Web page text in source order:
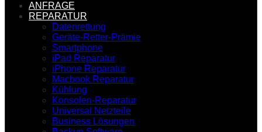
ANFRAGE
REPARATUR
Datenrettung
Geräte-Retter-Prämie
Smartphone
iPad Reparatur
iPhone Reparatur
Macbook Reparatur
Kühlung
Konsolen-Reparatur
Universal Netzteile
Business Lösungen